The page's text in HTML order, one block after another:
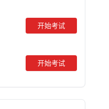
开始考试
开始考试